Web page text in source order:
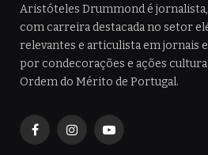
Aristóteles Drummond é
com carreira destacada no setor
relevantes e articulista em jornais
por condecorações e ações
Ordem do Mérito de Portugal.
FacebookInstagramYouTube